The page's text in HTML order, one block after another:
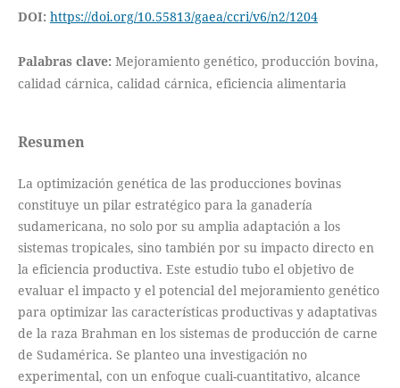
DOI: https://doi.org/10.55813/gaea/ccri/v6/n2/1204
Palabras clave: Mejoramiento genético, producción bovina,
calidad cárnica, calidad cárnica, eficiencia alimentaria
Resumen
La optimización genética de las producciones bovinas
constituye un pilar estratégico para la ganadería
sudamericana, no solo por su amplia adaptación a los
sistemas tropicales, sino también por su impacto directo en
la eficiencia productiva. Este estudio tubo el objetivo de
evaluar el impacto y el potencial del mejoramiento genético
para optimizar las características productivas y adaptativas
de la raza Brahman en los sistemas de producción de carne
de Sudamérica. Se planteo una investigación no
experimental, con un enfoque cuali-cuantitativo, alcance